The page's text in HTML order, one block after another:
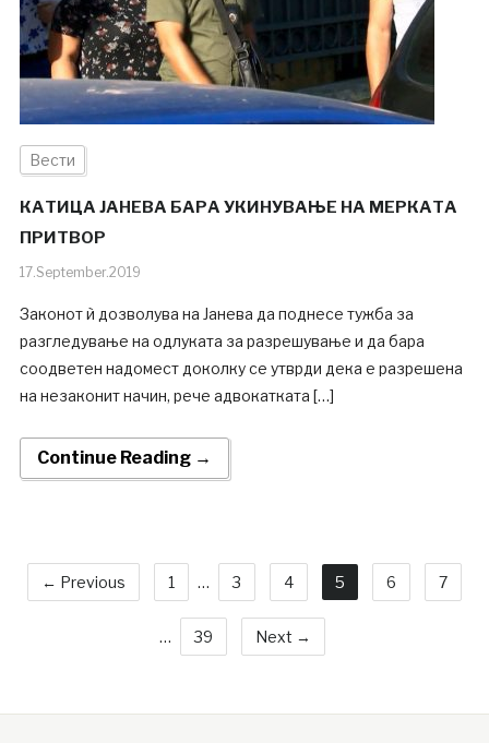
Вести
КАТИЦА ЈАНЕВА БАРА УКИНУВАЊЕ НА МЕРКАТА
ПРИТВОР
17.September.2019
Законот ѝ дозволува на Јанева да поднесе тужба за
разгледување на одлуката за разрешување и да бара
соодветен надомест доколку се утврди дека е разрешена
на незаконит начин, рече адвокатката […]
Continue Reading →
← Previous 1 … 3 4 5 6 7
… 39 Next →